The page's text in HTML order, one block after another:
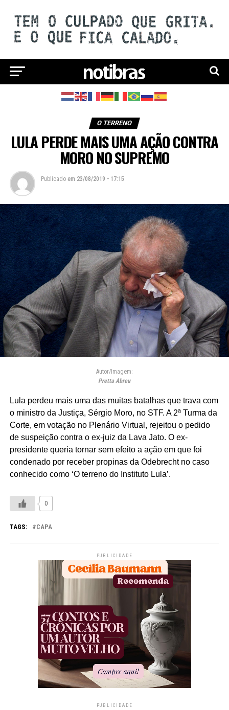
O TERRENO
LULA PERDE MAIS UMA AÇÃO CONTRA
MORO NO SUPREMO
Publicado em 23/08/2019 - 17:15
Autor/Imagem:
Pretta Abreu
Lula perdeu mais uma das muitas batalhas que trava com
o ministro da Justiça, Sérgio Moro, no STF. A 2ª Turma da
Corte, em votação no Plenário Virtual, rejeitou o pedido
de suspeição contra o ex-juiz da Lava Jato. O ex-
presidente queria tornar sem efeito a ação em que foi
condenado por receber propinas da Odebrecht no caso
conhecido como ‘O terreno do Instituto Lula’.
0
TAGS: CAPA
PUBLICIDADE
PUBLICIDADE